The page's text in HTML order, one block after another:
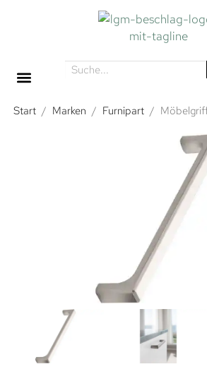
Start / Marken / Furnipart /